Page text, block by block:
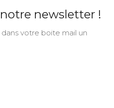
newsletter !
votre boite mail un